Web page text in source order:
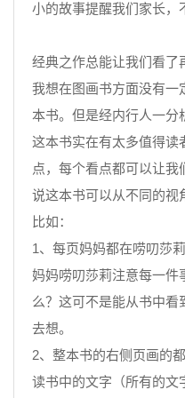
小的故事提醒我们家长，
经典之作总能让我们看了
我想在图画书方面没有一
本书。但是经内行人一分
这本书实在有太多值得读
点，每个看点都可以让我
说这本书可以从不同的视
比如：
1、每页妈妈都在唠叨莎
妈妈唠叨莎莉注意每一件
么？这可不是能从书中
去想。
2、整本书的右侧页画的
读书中的文字（所有的文